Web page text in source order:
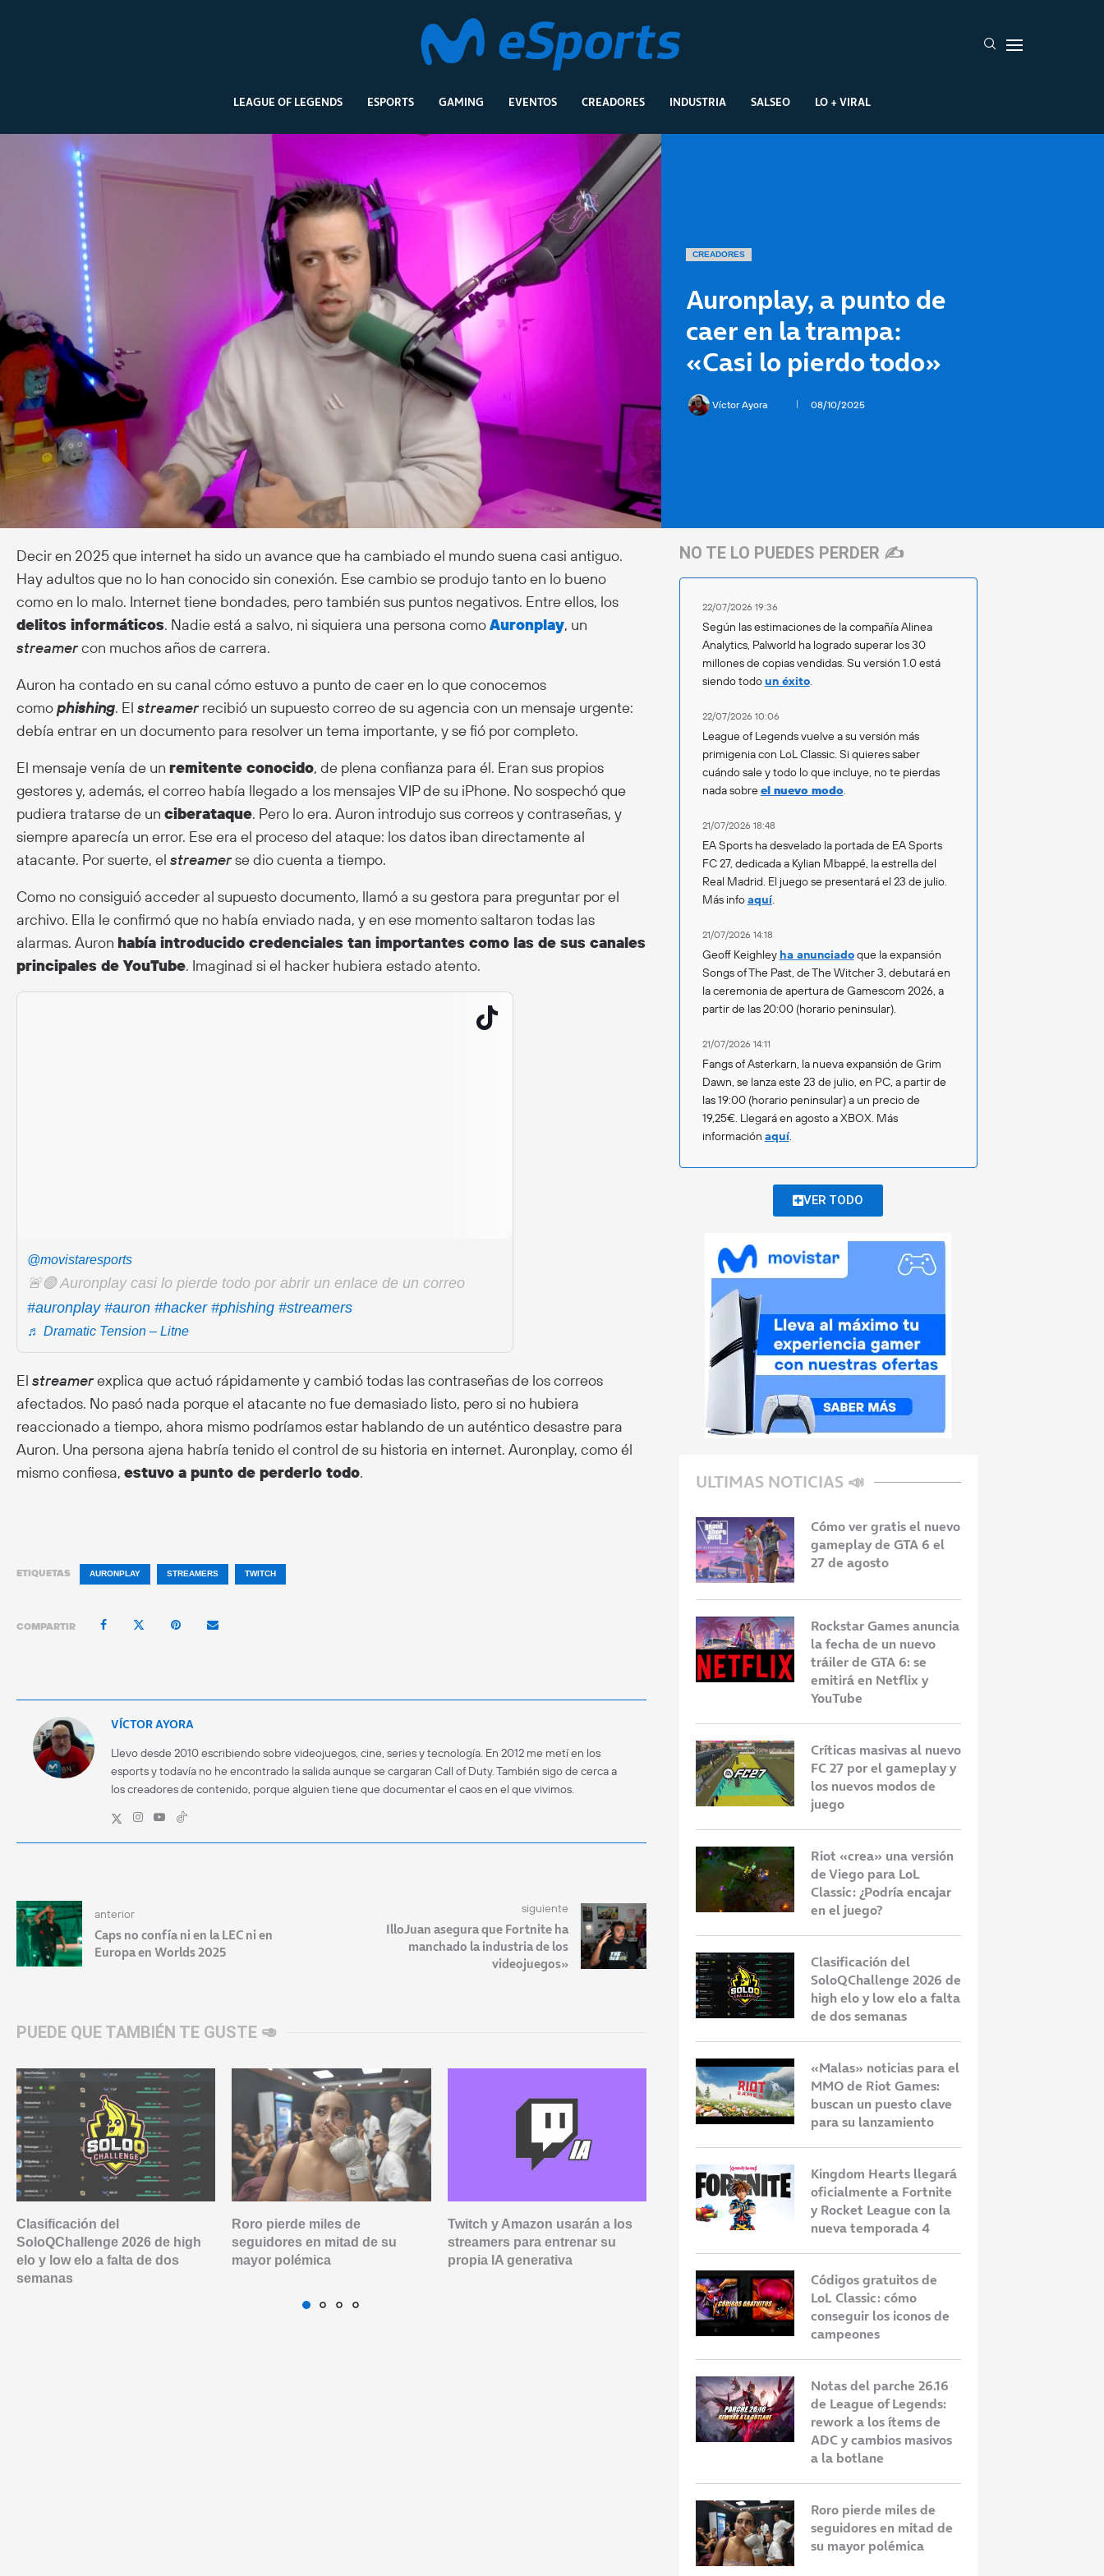
LEAGUE OF LEGENDS ESPORTS GAMING EVENTOS CREADORES INDUSTRIA SALSEO LO + VIRAL
CREADORES
Auronplay, a punto de
caer en la trampa:
«Casi lo pierdo todo»
Víctor Ayora 08/10/2025
Decir en 2025 que internet ha sido un avance que ha cambiado el mundo suena casi antiguo.
Hay adultos que no lo han conocido sin conexión. Ese cambio se produjo tanto en lo bueno
como en lo malo. Internet tiene bondades, pero también sus puntos negativos. Entre ellos, los
delitos informáticos. Nadie está a salvo, ni siquiera una persona comoAuronplay, un
streamercon muchos años de carrera.
Auron ha contado en su canal cómo estuvo a punto de caer en lo que conocemos
comophishing. El streamer recibió un supuesto correo de su agencia con un mensaje urgente:
debía entrar en un documento para resolver un tema importante, y se fió por completo.
El mensaje venía de un remitente conocido, de plena confianza para él. Eran sus propios
gestores y, además, el correo había llegado a los mensajes VIP de su iPhone. No sospechó que
pudiera tratarse de un ciberataque. Pero lo era. Auron introdujo sus correos y contraseñas, y
siempre aparecía un error. Ese era el proceso del ataque: los datos iban directamente al
atacante. Por suerte, el streamerse dio cuenta a tiempo.
Como no consiguió acceder al supuesto documento, llamó a su gestora para preguntar por el
archivo. Ella le confirmó que no había enviado nada, y en ese momento saltaron todas las
alarmas. Auron había introducido credenciales tan importantes como las de sus canales
principales de YouTube. Imaginad si el hacker hubiera estado atento.
@movistaresports
🚨🟣 Auronplay casi lo pierde todo por abrir un enlace de un correo
#auronplay #auron #hacker #phishing #streamers
♬ Dramatic Tension – Litne
El streamerexplica que actuó rápidamente y cambió todas las contraseñas de los correos
afectados. No pasó nada porque el atacante no fue demasiado listo, pero si no hubiera
reaccionado a tiempo, ahora mismo podríamos estar hablando de un auténtico desastre para
Auron. Una persona ajena habría tenido el control de su historia en internet. Auronplay, como él
mismo confiesa, estuvo a punto de perderlo todo.
ETIQUETAS AURONPLAY STREAMERS TWITCH
COMPARTIR
VÍCTOR AYORA
Llevo desde 2010 escribiendo sobre videojuegos, cine, series y tecnología. En 2012 me metí en los
esports y todavía no he encontrado la salida aunque se cargaran Call of Duty. También sigo de cerca a
los creadores de contenido, porque alguien tiene que documentar el caos en el que vivimos.
anterior
Caps no confía ni en la LEC ni en
Europa en Worlds 2025
siguiente
IlloJuan asegura que Fortnite ha
manchado la industria de los
videojuegos»
PUEDE QUE TAMBIÉN TE GUSTE 🥑
Clasificación del
SoloQChallenge 2026 de high
elo y low elo a falta de dos
semanas
Roro pierde miles de
seguidores en mitad de su
mayor polémica
Twitch y Amazon usarán a los
streamers para entrenar su
propia IA generativa
Xokas abandona el
Los posibles participantes de la
NO TE LO PUEDES PERDER ✍️
22/07/2026 19:36
Según las estimaciones de la compañía Alinea
Analytics, Palworld ha logrado superar los 30
millones de copias vendidas. Su versión 1.0 está
siendo todoun éxito.
22/07/2026 10:06
League of Legends vuelve a su versión más
primigenia con LoL Classic. Si quieres saber
cuándo sale y todo lo que incluye, no te pierdas
nada sobreel nuevo modo.
21/07/2026 18:48
EA Sports ha desvelado la portada de EA Sports
FC 27, dedicada a Kylian Mbappé, la estrella del
Real Madrid. El juego se presentará el 23 de julio.
Más infoaquí.
21/07/2026 14:18
Geoff Keighley ha anunciadoque la expansión
Songs of The Past, de The Witcher 3, debutará en
la ceremonia de apertura de Gamescom 2026, a
partir de las 20:00 (horario peninsular).
21/07/2026 14:11
Fangs of Asterkarn, la nueva expansión de Grim
Dawn, se lanza este 23 de julio, en PC, a partir de
las 19:00 (horario peninsular) a un precio de
19,25€. Llegará en agosto a XBOX. Más
información aquí.
VER TODO
ULTIMAS NOTICIAS 📣
Cómo ver gratis el nuevo
gameplay de GTA 6 el
27 de agosto
Rockstar Games anuncia
la fecha de un nuevo
tráiler de GTA 6: se
emitirá en Netflix y
YouTube
Críticas masivas al nuevo
FC 27 por el gameplay y
los nuevos modos de
juego
Riot «crea» una versión
de Viego para LoL
Classic: ¿Podría encajar
en el juego?
Clasificación del
SoloQChallenge 2026 de
high elo y low elo a falta
de dos semanas
«Malas» noticias para el
MMO de Riot Games:
buscan un puesto clave
para su lanzamiento
Kingdom Hearts llegará
oficialmente a Fortnite
y Rocket League con la
nueva temporada 4
Códigos gratuitos de
LoL Classic: cómo
conseguir los iconos de
campeones
Notas del parche 26.16
de League of Legends:
rework a los ítems de
ADC y cambios masivos
a la botlane
Roro pierde miles de
seguidores en mitad de
su mayor polémica